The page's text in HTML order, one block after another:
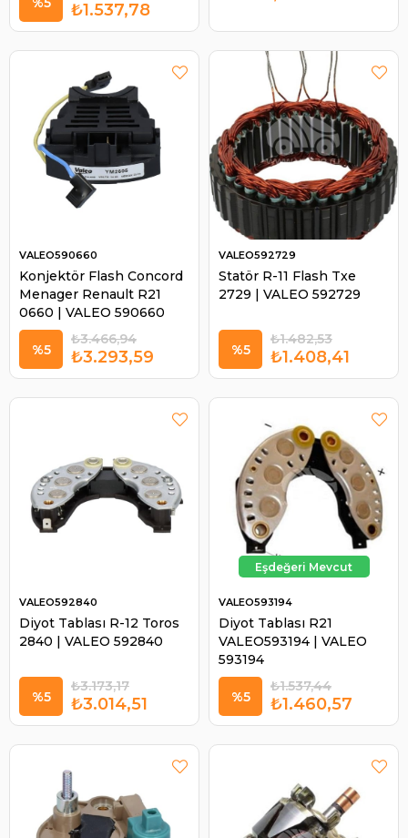
₺1.537,78
Konjektör Flash Concord
Menager Renault R21
0660 | VALEO 590660
VALEO590660
₺3.293,59
₺3.466,94
%5
Statör R-11 Flash Txe
2729 | VALEO 592729
VALEO592729
₺1.408,41
₺1.482,53
%5
Diyot Tablası R-12 Toros
2840 | VALEO 592840
VALEO592840
₺3.014,51
₺3.173,17
%5
Diyot Tablası R21
VALEO593194 | VALEO
593194
VALEO593194
₺1.460,57
₺1.537,44
%5